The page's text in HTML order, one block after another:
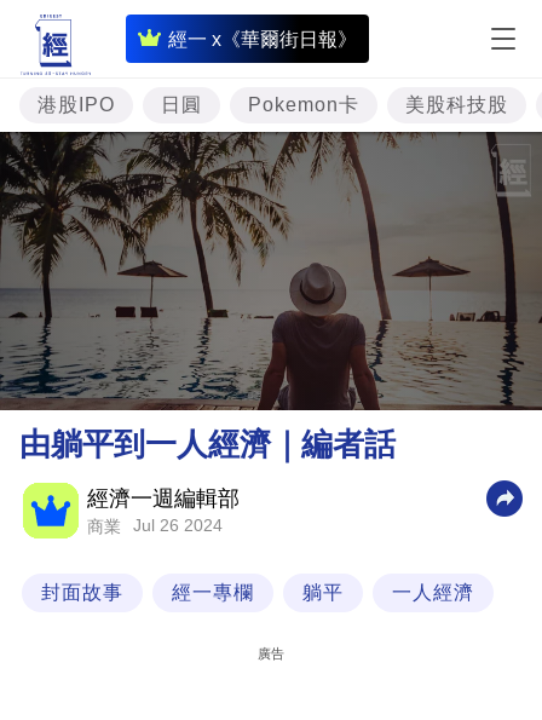
經一 x《華爾街日報》
即
時
財
經
專
題
投
資
樓
市
理
財
商
業
港股IPO 日圓 Pokemon卡 美股科技股
由躺平到一人經濟｜編者話
經濟一週編輯部
商業 Jul 26 2024
封面故事 經一專欄 躺平 一人經濟
廣告